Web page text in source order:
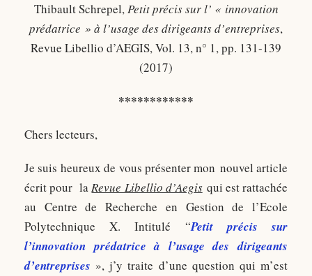
Thibault Schrepel,Petit précis sur l’ « innovation
prédatrice » à l’usage des dirigeants d’entreprises,
Revue Libellio d’AEGIS, Vol. 13, n° 1, pp. 131-139
(2017)
************
Chers lecteurs,
Je suis heureux de vous présenter mon nouvel article
écrit pour laRevue Libellio d’Aegisqui est rattachée
au Centre de Recherche en Gestion de l’Ecole
Polytechnique X. Intitulé “Petit précis sur
l’innovation prédatrice à l’usage des dirigeants
d’entreprises », j’y traite d’une question qui m’est